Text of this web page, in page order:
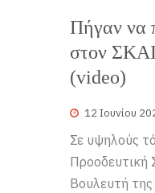
Πήγαν να
στον
(video)
12 Ιουνίου
Σε υψηλούς
Προοδευτική
Βουλευτή